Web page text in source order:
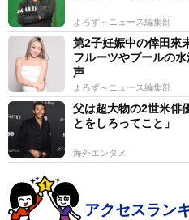
よろず～ニュース編集部
第2子妊娠中の倖田來
フルーツやプールの
声
よろず～ニュース編集部
父は超大物の2世米俳
とをしろってこと」
海外エンタメ
アクセスラン